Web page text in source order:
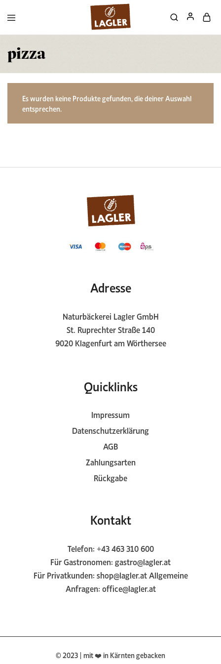
pizza
Es wurden keine Produkte gefunden, die deiner Auswahl
entsprechen.
Adresse
Naturbäckerei Lagler GmbH
St. Ruprechter Straße 140
9020 Klagenfurt am Wörthersee
Quicklinks
Impressum
Datenschutzerklärung
AGB
Zahlungsarten
Rückgabe
Kontakt
Telefon: +43 463 310 600
Für Gastronomen: gastro@lagler.at
Für Privatkunden: shop@lagler.atAllgemeine
Anfragen: office@lagler.at
© 2023 | mit ❤️ in Kärnten gebacken